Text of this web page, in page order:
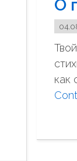
О
как